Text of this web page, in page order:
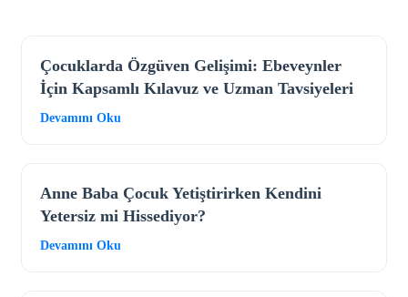
Çocuklarda Özgüven Gelişimi: Ebeveynler
İçin Kapsamlı Kılavuz ve Uzman Tavsiyeleri
Devamını Oku
Anne Baba Çocuk Yetiştirirken Kendini
Yetersiz mi Hissediyor?
Devamını Oku